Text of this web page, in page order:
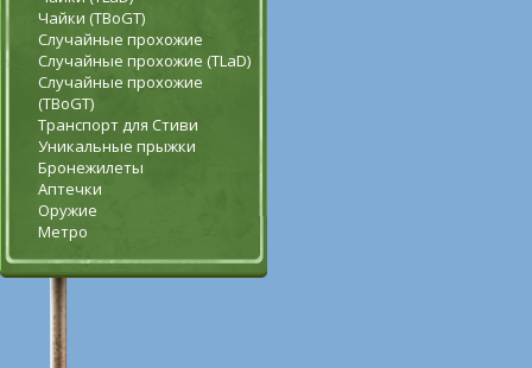
Чайки (TBoGT)
Случайные прохожие
Случайные прохожие (TLaD)
Случайные прохожие
(TBoGT)
Транспорт для Стиви
Уникальные прыжки
Бронежилеты
Аптечки
Оружие
Метро